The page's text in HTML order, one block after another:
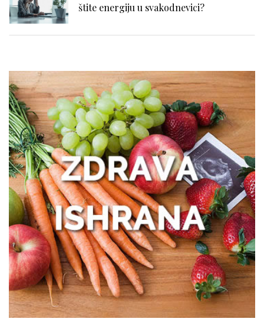
štite energiju u svakodnevici?
varenje: kako prepoznati uzrok?
Išijas bez panike: prvi koraci ka
oporavku
Zašto žene treba da obrate pažnju na
zdravlje creva
Kako prepoznati trenutak kada vam je
potreban prečišćivač vazduha?